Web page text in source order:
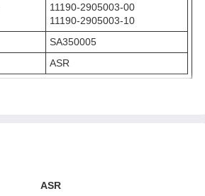
11190-2905003-00
11190-2905003-10
SA350005
ASR
ASR